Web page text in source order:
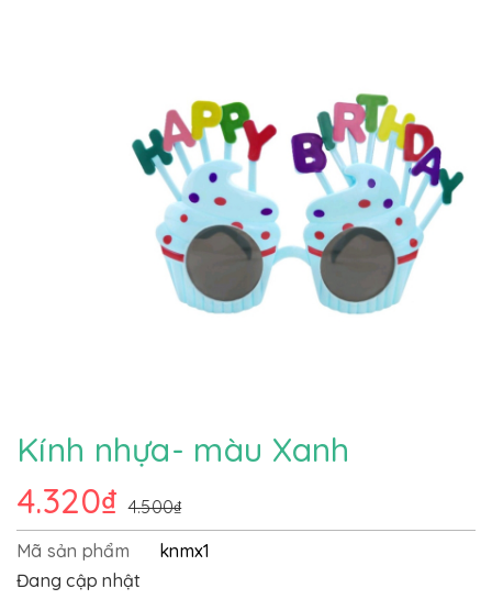
Kính nhựa- màu Xanh
4.320₫ 4.500₫
Mã sản phẩm
knmx1
Đang cập nhật